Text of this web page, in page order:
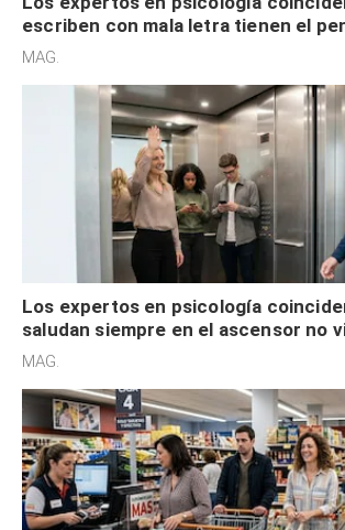
escriben con mala letra tienen el
acelerado y no lo hacen por
MAG.
Los expertos en psicología
saludan siempre en el ascensor no
defensiva y tienen apertura social
MAG.